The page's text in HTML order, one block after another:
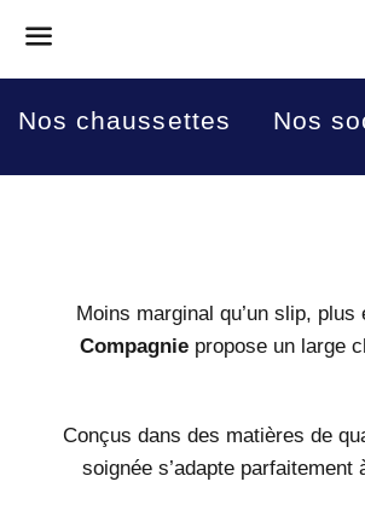
Nos chaussettes Nos
Moins marginal qu’un slip, plus
Compagniepropose un large
Conçus dans des matières de
soignée s’adapte